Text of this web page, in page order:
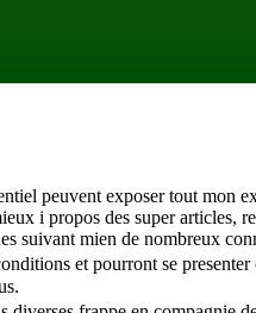
peuvent exposer tout mon
i propos des super articles,
suivant mien de nombreux
et pourront se